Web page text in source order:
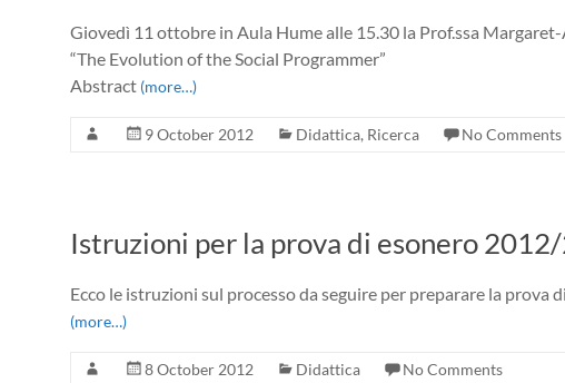
Giovedì 11 ottobre in Aula Hume alle 15.30 la Prof.ssa
“The Evolution of the Social Programmer”
Abstract (more…)
9 October 2012 Didattica, Ricerca No Comments
Istruzioni per la prova di esonero
Ecco le istruzioni sul processo da seguire per preparare la prova
(more…)
8 October 2012 Didattica No Comments